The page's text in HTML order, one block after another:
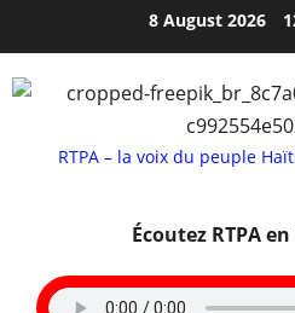
to
content
8 August 2026
RTPA – la voix du peuple
Écoutez RTPA